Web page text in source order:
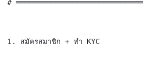
#
1. สมัครสมาชิก + ทำ KYC